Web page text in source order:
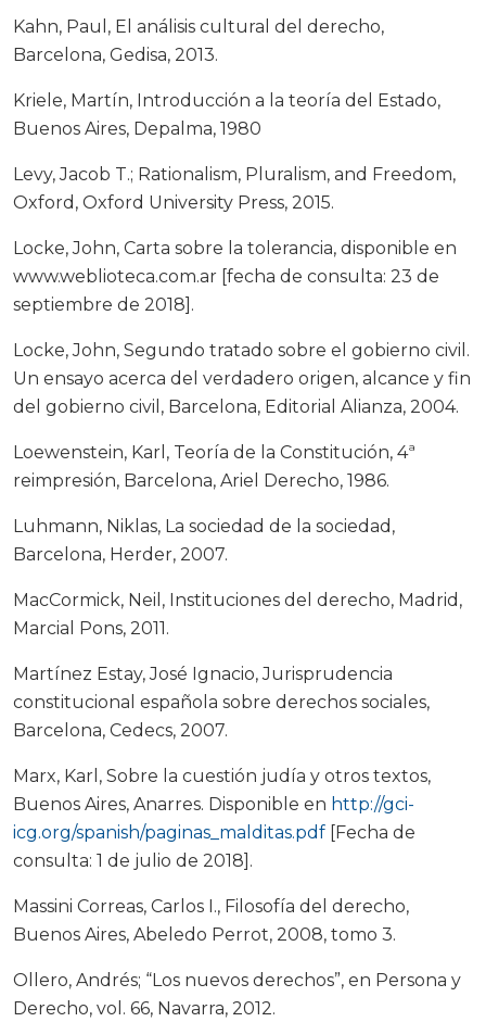
Kahn, Paul, El análisis cultural del derecho,
Barcelona, Gedisa, 2013.
Kriele, Martín, Introducción a la teoría del Estado,
Buenos Aires, Depalma, 1980
Levy, Jacob T.; Rationalism, Pluralism, and Freedom,
Oxford, Oxford University Press, 2015.
Locke, John, Carta sobre la tolerancia, disponible en
www.weblioteca.com.ar [fecha de consulta: 23 de
septiembre de 2018].
Locke, John, Segundo tratado sobre el gobierno civil.
Un ensayo acerca del verdadero origen, alcance y fin
del gobierno civil, Barcelona, Editorial Alianza, 2004.
Loewenstein, Karl, Teoría de la Constitución, 4ª
reimpresión, Barcelona, Ariel Derecho, 1986.
Luhmann, Niklas, La sociedad de la sociedad,
Barcelona, Herder, 2007.
MacCormick, Neil, Instituciones del derecho, Madrid,
Marcial Pons, 2011.
Martínez Estay, José Ignacio, Jurisprudencia
constitucional española sobre derechos sociales,
Barcelona, Cedecs, 2007.
Marx, Karl, Sobre la cuestión judía y otros textos,
Buenos Aires, Anarres. Disponible en http://gci-
icg.org/spanish/paginas_malditas.pdf [Fecha de
consulta: 1 de julio de 2018].
Massini Correas, Carlos I., Filosofía del derecho,
Buenos Aires, Abeledo Perrot, 2008, tomo 3.
Ollero, Andrés; “Los nuevos derechos”, en Persona y
Derecho, vol. 66, Navarra, 2012.